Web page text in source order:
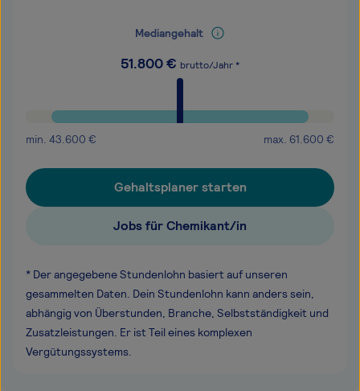
Mediangehalt
51.800€ brutto/Jahr *
min. 43.600 € max. 61.600 €
Gehaltsplaner starten
Jobs für Chemikant/in
* Der angegebene Stundenlohn basiert auf unseren
gesammelten Daten. Dein Stundenlohn kann anders sein,
abhängig von Überstunden, Branche, Selbstständigkeit und
Zusatzleistungen. Er ist Teil eines komplexen
Vergütungssystems.